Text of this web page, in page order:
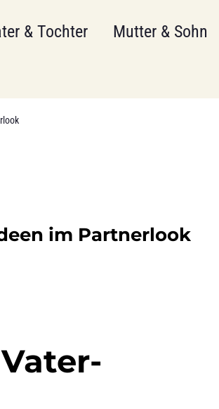
& Tochter Mutter & Sohn
im Partnerlook